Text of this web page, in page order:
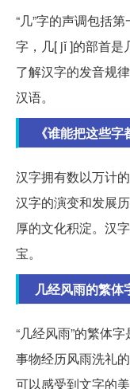
“几”字的声调包括
字，几[ jǐ ]的部首是
了解汉字的发音规
汉语。
《谁能把这些字
汉字拥有数以万计
汉字的演变和发展
厚的文化积淀。汉
宝。
几经风雨的繁体
“几经风雨”的繁体
事物经历风雨洗礼
可以感受到文字的